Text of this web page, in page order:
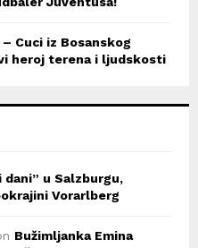
Cuci iz Bosanskog
heroj terena i ljudskosti
dani” u Salzburgu,
Vorarlberg
Bužimljanka Emina